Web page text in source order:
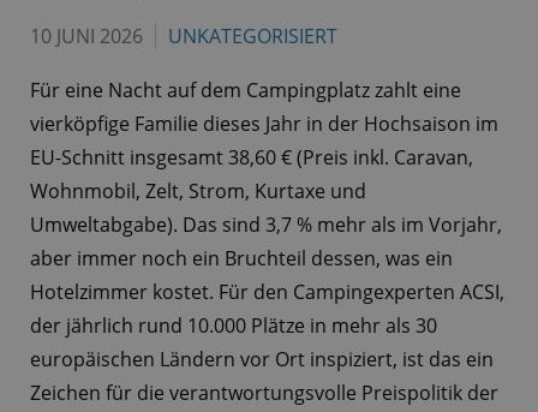
10 JUNI 2026 UNKATEGORISIERT
Für eine Nacht auf dem Campingplatz zahlt eine
vierköpfige Familie dieses Jahr in der Hochsaison im
EU-Schnitt insgesamt 38,60 € (Preis inkl. Caravan,
Wohnmobil, Zelt, Strom, Kurtaxe und
Umweltabgabe). Das sind 3,7 % mehr als im Vorjahr,
aber immer noch ein Bruchteil dessen, was ein
Hotelzimmer kostet. Für den Campingexperten ACSI,
der jährlich rund 10.000 Plätze in mehr als 30
europäischen Ländern vor Ort inspiziert, ist das ein
Zeichen für die verantwortungsvolle Preispolitik der